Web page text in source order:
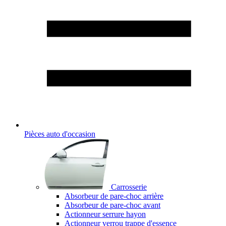
Pièces auto d'occasion
Carrosserie
Absorbeur de pare-choc arrière
Absorbeur de pare-choc avant
Actionneur serrure hayon
Actionneur verrou trappe d'essence